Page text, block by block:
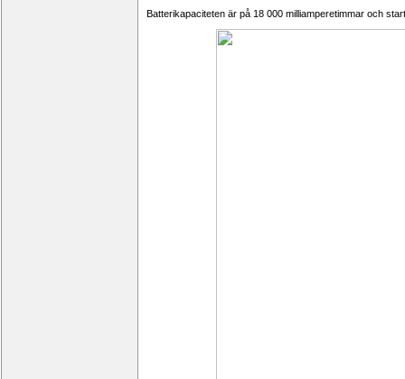
Batterikapaciteten är på 18 000 milliamperetimmar och